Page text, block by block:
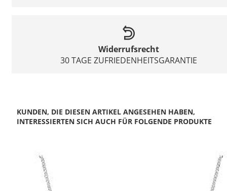
Widerrufsrecht
30 TAGE ZUFRIEDENHEITSGARANTIE
KUNDEN, DIE DIESEN ARTIKEL ANGESEHEN HABEN,
INTERESSIERTEN SICH AUCH FÜR FOLGENDE PRODUKTE